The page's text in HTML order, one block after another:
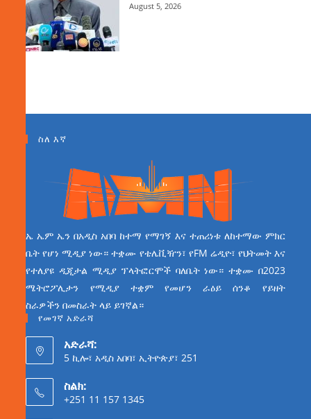
August 5, 2026
ስለ እኛ
ኤ ኤም ኤን በአዲስ አበባ ከተማ የማገኝ እና ተጠሪነቱ ለከተማው ምክር
ቤት የሆነ ሚዲያ ነው። ተቋሙ የቴሌቪዥን፣ የFM ሬዲዮ፣ የህትመት እና
የተለያዩ ዲጂታል ሚዲያ ፕላትፎርሞች ባለቤት ነው። ተቋሙ በ2023
ሜትሮፖሊታን የሚዲያ ተቋም የመሆን ራዕይ ሰንቆ የይዘት
ስራዎችን በመስራት ላይ ይገኛል።
የመገኛ አድራሻ
አድራሻ:
5 ኪሎ፣ አዲስ አበባ፣ ኢትዮጵያ፣ 251
ስልክ:
+251 11 157 1345